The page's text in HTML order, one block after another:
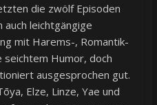
die zwölf Episoden
leichtgängige
mit Harems-, Romantik-
seichtem Humor, doch
ausgesprochen gut.
Elze, Linze, Yae und